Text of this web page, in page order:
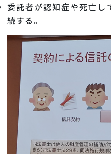
委託者が認知症や死亡し
続する。